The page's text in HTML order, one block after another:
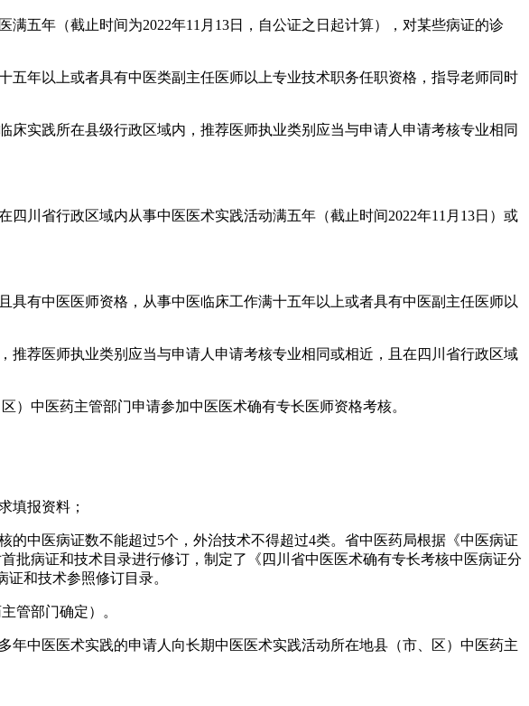
五年（截止时间为2022年11月13日，自公证之日起计算），对某些病证的诊
年以上或者具有中医类副主任医师以上专业技术职务任职资格，指导老师同时
实践所在县级行政区域内，推荐医师执业类别应当与申请人申请考核专业相同
川省行政区域内从事中医医术实践活动满五年（截止时间2022年11月13日）或
有中医医师资格，从事中医临床工作满十五年以上或者具有中医副主任医师以
荐医师执业类别应当与申请人申请考核专业相同或相近，且在四川省行政区域
）中医药主管部门申请参加中医医术确有专长医师资格考核。
填报资料；
中医病证数不能超过5个，外治技术不得超过4类。省中医药局根据《中医病证
批病证和技术目录进行修订，制定了《四川省中医医术确有专长考核中医病证分
和技术参照修订目录。
管部门确定）。
中医医术实践的申请人向长期中医医术实践活动所在地县（市、区）中医药主